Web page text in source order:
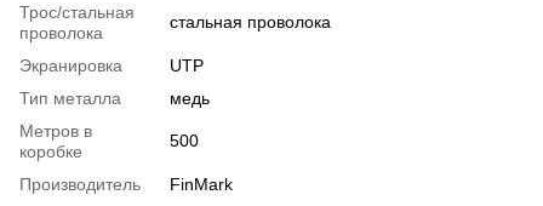
Трос/стальная
проволока
стальная проволока
Экранировка
UTP
Тип металла
медь
Метров в
коробке
500
Производитель FinMark